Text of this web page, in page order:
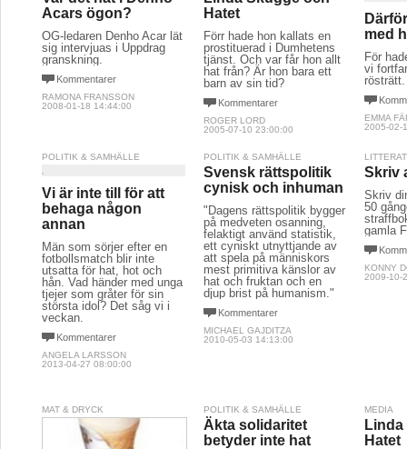
Acars ögon?
OG-ledaren Denho Acar lät
sig intervjuas i Uppdrag
granskning.
Kommentarer
RAMONA FRANSSON
2008-01-18 14:44:00
Hatet
Förr hade hon kallats en
prostituerad i Dumhetens
tjänst. Och var får hon allt
hat från? Är hon bara ett
barn av sin tid?
Kommentarer
ROGER LORD
2005-07-10 23:00:00
med
För
vi
rösträtt.
EMMA
2005-02-
POLITIK & SAMHÄLLE
Vi är inte till för att
behaga någon
annan
Män som sörjer efter en
fotbollsmatch blir inte
utsatta för hat, hot och
hån. Vad händer med unga
tjejer som gråter för sin
största idol? Det såg vi i
veckan.
Kommentarer
ANGELA LARSSON
2013-04-27 08:00:00
POLITIK & SAMHÄLLE
Svensk rättspolitik
cynisk och inhuman
"Dagens rättspolitik bygger
på medveten osanning,
felaktigt använd statistik,
ett cyniskt utnyttjande av
att spela på människors
mest primitiva känslor av
hat och fruktan och en
djup brist på humanism."
Kommentarer
MICHAEL GAJDITZA
2010-05-03 14:13:00
Skriv
Skriv
50
gamla
KONNY
2009-10-
MAT & DRYCK POLITIK & SAMHÄLLE
Äkta solidaritet
betyder inte hat
MEDIA
Hatet